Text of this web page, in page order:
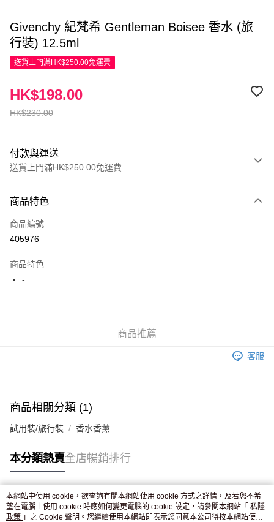
Givenchy 紀梵希 Gentleman Boisee 香水 (旅
行裝) 12.5ml
送貨上門滿HK$250.00免運費
HK$230.00
HK$198.00
付款與運送
送貨上門滿HK$250.00免運費
信用卡
Apple Pay
JD京東物流，訂單確認發貨後2-4個工作天送達
商品特色
商品編號
405976
商品特色
-
商品推薦
客服
商品相關分類 (1)
試用裝/旅行裝 香水香薰
本分類熱賣全店暢銷排行
熱門標籤
本網站中使用 cookie，欲查詢有關本網站使用 cookie 方式之詳情，及若您不希
望在電腦上使用 cookie 時應如何變更電腦的 cookie 設定，請參閱本網站「 私隱
政策 」之 Cookie 聲明。您繼續使用本網站即表示您同意本公司得按本網站使用